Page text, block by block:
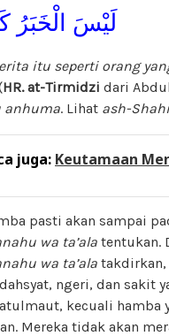
لَيْسَ الْخَبَرُ
itu seperti orang
HR. at-Tirmidzi dari
anhuma. Lihat ash-
juga: Keutamaan
pasti akan sampai
wa ta’ala tentukan.
wa ta’ala takdirkan,
ngeri, dan sakit
kecuali hamba
Mereka tidak akan